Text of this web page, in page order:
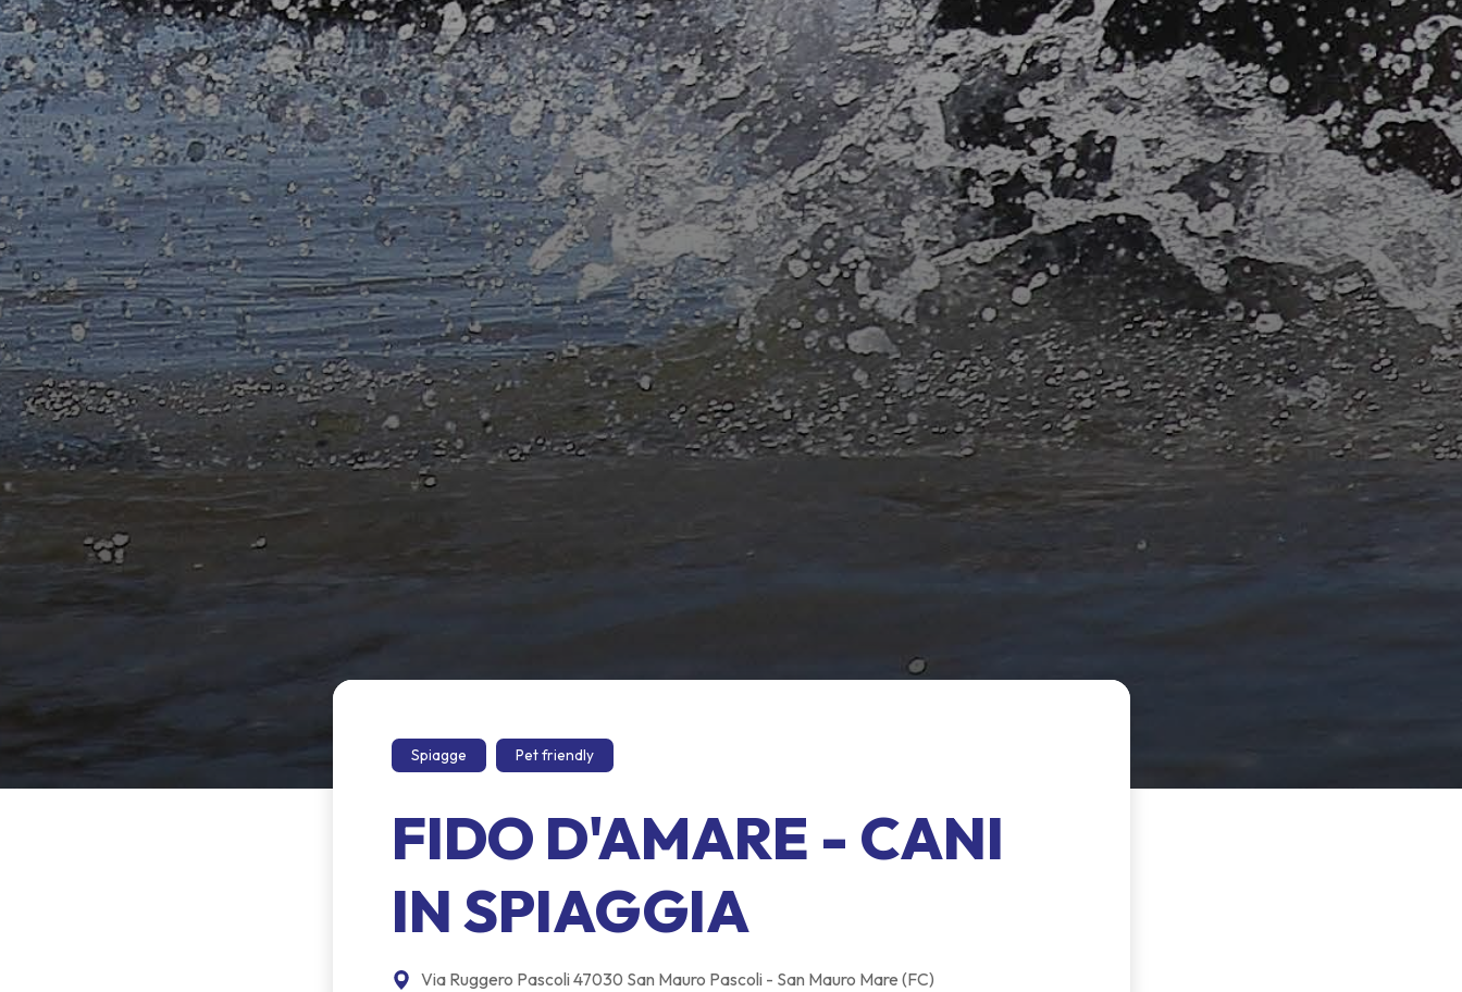
Spiagge Pet friendly
FIDO D'AMARE - CANI
IN SPIAGGIA
Via Ruggero Pascoli 47030 San Mauro Pascoli - San Mauro Mare (FC)